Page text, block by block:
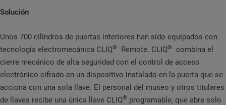
Solución
Unos 700 cilindros de puertas interiores han sido equipados con
tecnología electromecánica CLIQ® Remote. CLIQ®
combina el
cierre mecánico de alta seguridad con el control de acceso
electrónico cifrado en un dispositivo instalado en la puerta que se
acciona con una sola llave. El personal del museo y otros titulares
de llaves recibe una única llave CLIQ® programable, que abre solo